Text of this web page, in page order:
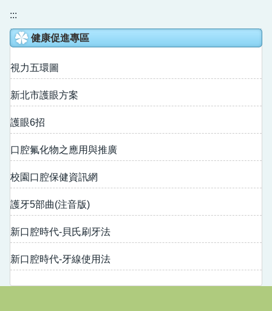
戶外教育資源平臺
:::
健康促進專區
視力五環圖
新北市護眼方案
護眼6招
口腔氟化物之應用與推廣
校園口腔保健資訊網
護牙5部曲(注音版)
新口腔時代-貝氏刷牙法
新口腔時代-牙線使用法